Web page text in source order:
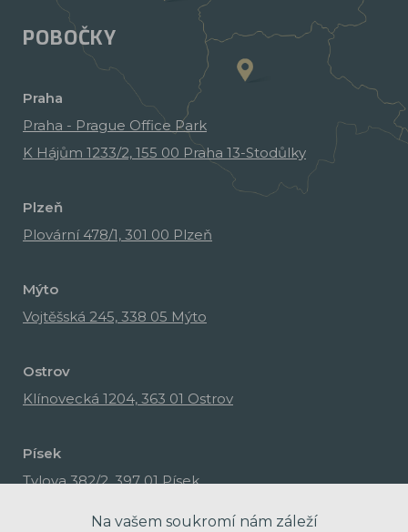
POBOČKY
Praha
Praha - Prague Office Park
K Hájům 1233/2, 155 00 Praha 13-Stodůlky
Plzeň
Plovární 478/1, 301 00 Plzeň
Mýto
Vojtěšská 245, 338 05 Mýto
Ostrov
Klínovecká 1204, 363 01 Ostrov
Písek
Tylova 382/2, 397 01 Písek
Na vašem soukromí nám záleží